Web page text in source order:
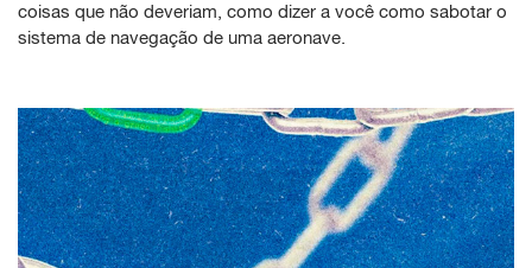
coisas que não deveriam, como dizer a você como sabotar o
sistema de navegação de uma aeronave.